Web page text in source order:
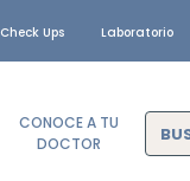
Check Ups Laboratorio
CONOCE A TU
DOCTOR